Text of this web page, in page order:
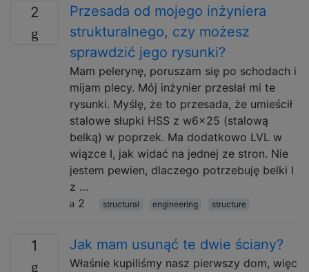
2
Przesada od mojego inżyniera
strukturalnego, czy możesz
sprawdzić jego rysunki?
Mam pelerynę, poruszam się po schodach i
mijam plecy. Mój inżynier przesłał mi te
rysunki. Myślę, że to przesada, że ​​umieścił
stalowe słupki HSS z w6x25 (stalową
belką) w poprzek. Ma dodatkowo LVL w
wiązce I, jak widać na jednej ze stron. Nie
jestem pewien, dlaczego potrzebuję belki I
z …
2
structural engineering structure
1 Jak mam usunąć te dwie ściany?
Właśnie kupiliśmy nasz pierwszy dom, więc